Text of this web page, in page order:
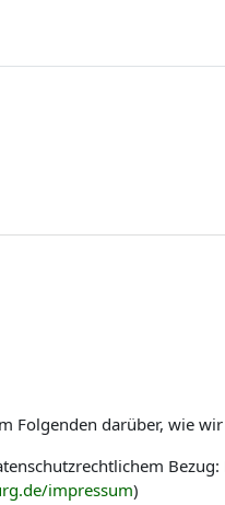
darüber, wie
impressum)